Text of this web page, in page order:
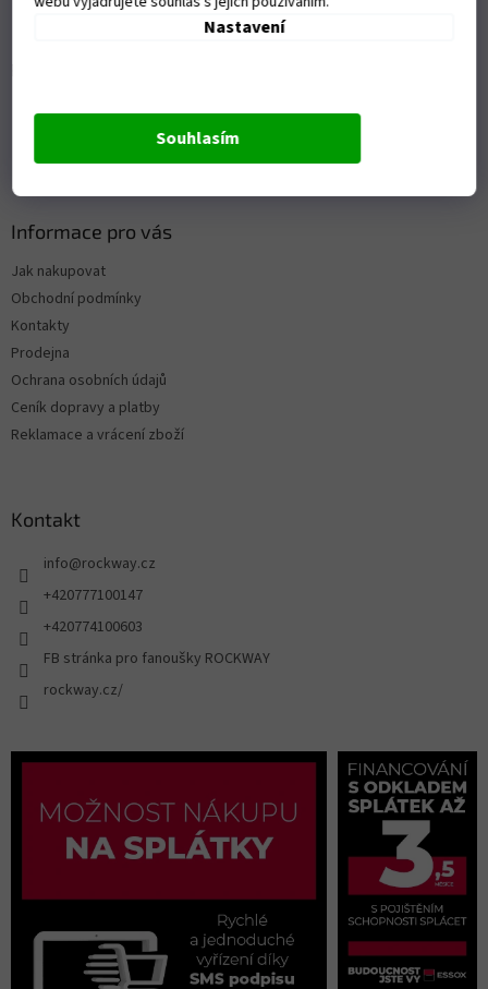
Nastavení
Souhlasím
Informace pro vás
Jak nakupovat
Obchodní podmínky
Kontakty
Prodejna
Ochrana osobních údajů
Ceník dopravy a platby
Reklamace a vrácení zboží
Kontakt
info@rockway.cz
+420777100147
+420774100603
FB stránka pro fanoušky ROCKWAY
rockway.cz/